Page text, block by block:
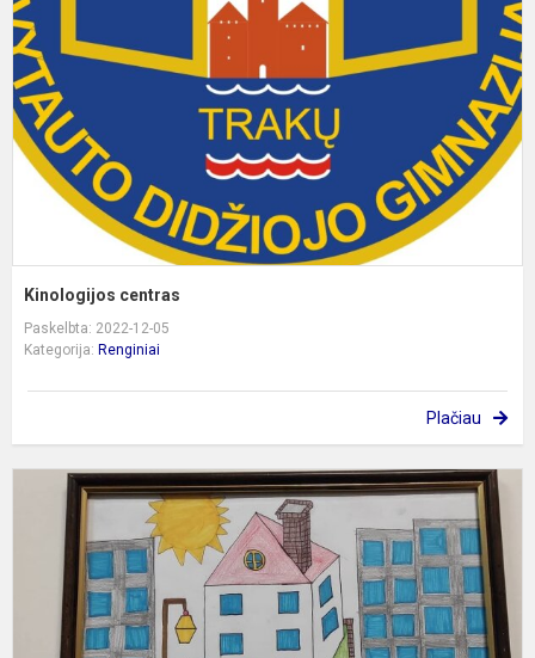
Kinologijos centras
Paskelbta: 2022-12-05
Kategorija: Renginiai
Plačiau